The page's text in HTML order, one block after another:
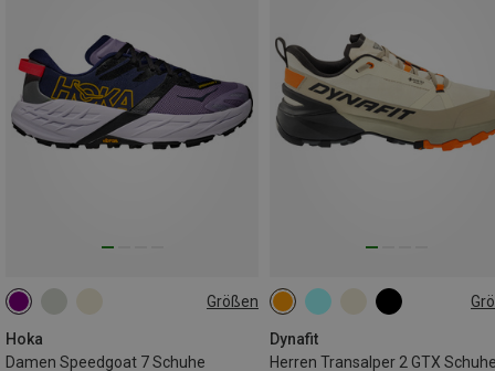
Größen
Hoka
Damen Speedgoat 7 Schuhe
Dynafit
Herren Transalper 2 GTX